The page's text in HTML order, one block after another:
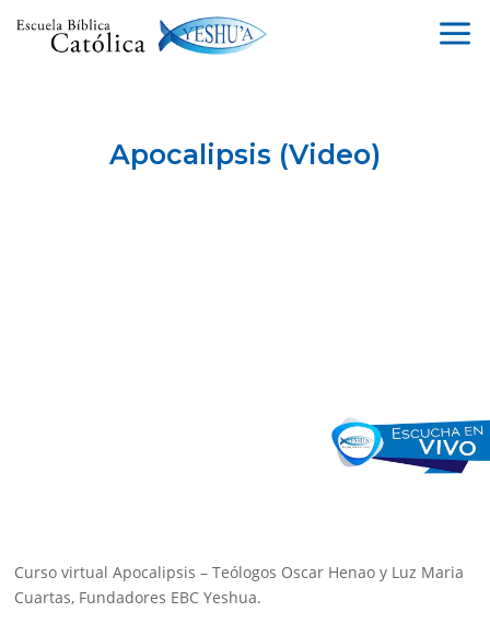
a
Apocalipsis (Video)
Curso virtual Apocalipsis – Teólogos Oscar Henao y Luz Maria
Cuartas, Fundadores EBC Yeshua.